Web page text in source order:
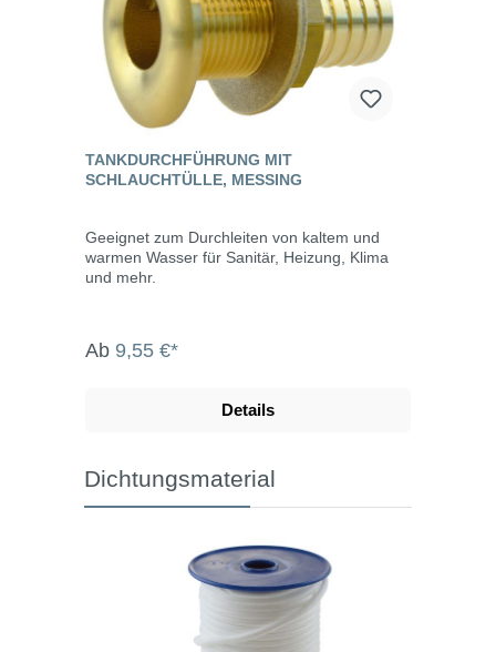
TANKDURCHFÜHRUNG MIT
SCHLAUCHTÜLLE, MESSING
Geeignet zum Durchleiten von kaltem und
warmen Wasser für Sanitär, Heizung, Klima
und mehr.
Ab 9,55 €*
Details
Dichtungsmaterial